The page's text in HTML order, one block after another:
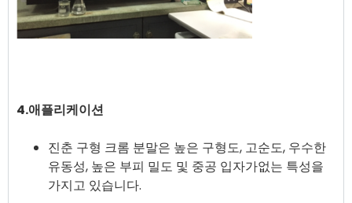
4.애플리케이션
진춘 구형 크롬 분말은 높은 구형도, 고순도, 우수한
유동성, 높은 부피 밀도 및 중공 입자가없는 특성을
가지고 있습니다.